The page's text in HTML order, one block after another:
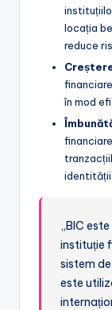
locația
reduce
în mod
identității
„BIC
instituție
sistem
este